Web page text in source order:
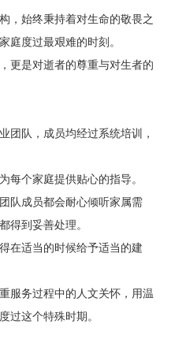
，始终秉持着对生命的敬畏之
庭度过最艰难的时刻。
更是对逝者的尊重与对生者的
团队，成员均经过系统培训，
每个家庭提供贴心的指导。
队成员都会耐心倾听家属需
得到妥善处理。
在适当的时候给予适当的建
服务过程中的人文关怀，用温
过这个特殊时期。